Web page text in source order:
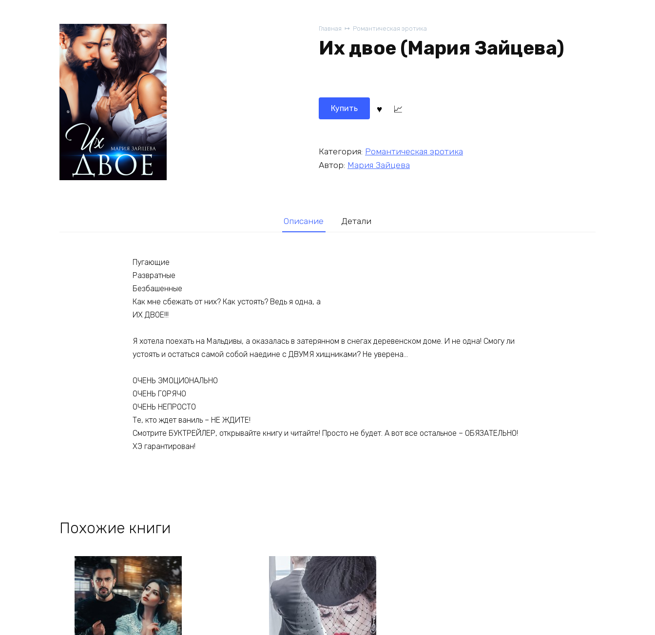
Главная Романтическая эротика
Их двое (Мария Зайцева)
Купить
Категория: Романтическая эротика
Автор: Мария Зайцева
Описание Детали
Пугающие
Развратные
Безбашенные
Как мне сбежать от них? Как устоять? Ведь я одна, а
ИХ ДВОЕ!!!
Я хотела поехать на Мальдивы, а оказалась в затерянном в снегах деревенском доме. И не одна! Смогу ли
устоять и остаться самой собой наедине с ДВУМЯ хищниками? Не уверена…
ОЧЕНЬ ЭМОЦИОНАЛЬНО
ОЧЕНЬ ГОРЯЧО
ОЧЕНЬ НЕПРОСТО
Те, кто ждет ваниль – НЕ ЖДИТЕ!
Смотрите БУКТРЕЙЛЕР, открывайте книгу и читайте! Просто не будет. А вот все остальное – ОБЯЗАТЕЛЬНО!
ХЭ гарантирован!
Похожие книги